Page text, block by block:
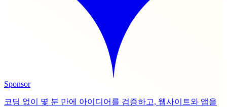
Sponsor
코딩 없이 몇 분 만에 아이디어를 검증하고, 웹사이트와 앱을